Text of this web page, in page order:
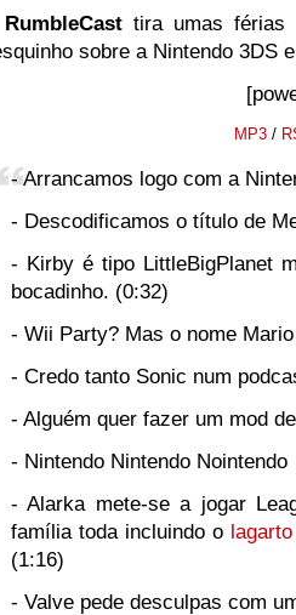
RumbleCast tira umas
sobre a Nintendo 3DS
MP3/
- Arrancamos logo com a
- Descodificamos o título de
- Kirby é tipo LittleBigPlanet
bocadinho. (0:32)
- Wii Party? Mas o nome
- Credo tanto Sonic num
- Alguém quer fazer um mod
- Nintendo Nintendo Nointendo
- Alarka mete-se a jogar
família toda incluindo o
(1:16)
- Valve pede desculpas com